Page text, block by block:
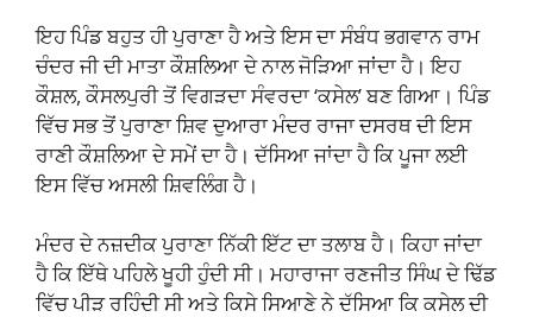
ਇਹ ਪਿੰਡ ਬਹੁਤ ਹੀ ਪੁਰਾਣਾ ਹੈ ਅਤੇ ਇਸ ਦਾ ਸੰਬੰਧ ਭਗਵਾਨ ਰਾਮ
ਚੰਦਰ ਜੀ ਦੀ ਮਾਤਾ ਕੌਸ਼ਲਿਆ ਦੇ ਨਾਲ ਜੋੜਿਆ ਜਾਂਦਾ ਹੈ। ਇਹ
ਕੌਸ਼ਲ, ਕੌਸਲਪੁਰੀ ਤੋਂ ਵਿਗੜਦਾ ਸੰਵਰਦਾ ‘ਕਸੇਲ’ ਬਣ ਗਿਆ। ਪਿੰਡ
ਵਿੱਚ ਸਭ ਤੋਂ ਪੁਰਾਣਾ ਸ਼ਿਵ ਦੁਆਰਾ ਮੰਦਰ ਰਾਜਾ ਦਸਰਥ ਦੀ ਇਸ
ਰਾਣੀ ਕੌਸ਼ਲਿਆ ਦੇ ਸਮੇਂ ਦਾ ਹੈ। ਦੱਸਿਆ ਜਾਂਦਾ ਹੈ ਕਿ ਪੂਜਾ ਲਈ
ਇਸ ਵਿੱਚ ਅਸਲੀ ਸ਼ਿਵਲਿੰਗ ਹੈ।
ਮੰਦਰ ਦੇ ਨਜ਼ਦੀਕ ਪੁਰਾਣਾ ਨਿੱਕੀ ਇੱਟ ਦਾ ਤਲਾਬ ਹੈ। ਕਿਹਾ ਜਾਂਦਾ
ਹੈ ਕਿ ਇੱਥੇ ਪਹਿਲੇ ਖੂਹੀ ਹੁੰਦੀ ਸੀ। ਮਹਾਰਾਜਾ ਰਣਜੀਤ ਸਿੰਘ ਦੇ ਢਿੱਡ
ਵਿੱਚ ਪੀੜ ਰਹਿੰਦੀ ਸੀ ਅਤੇ ਕਿਸੇ ਸਿਆਣੇ ਨੇ ਦੱਸਿਆ ਕਿ ਕਸੇਲ ਦੀ